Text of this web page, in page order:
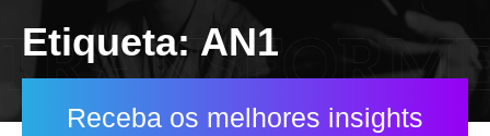
Etiqueta: AN1
Receba os melhores insights